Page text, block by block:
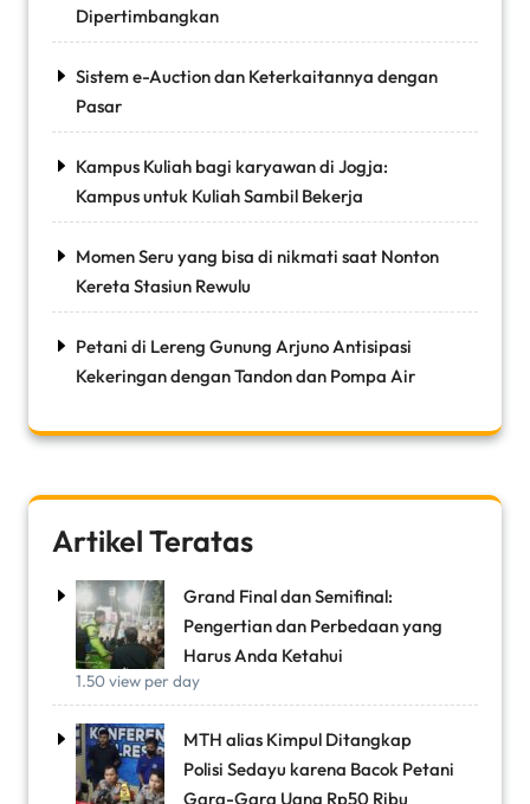
Dipertimbangkan
Sistem e-Auction dan Keterkaitannya dengan
Pasar
Kampus Kuliah bagi karyawan di Jogja:
Kampus untuk Kuliah Sambil Bekerja
Momen Seru yang bisa di nikmati saat Nonton
Kereta Stasiun Rewulu
Petani di Lereng Gunung Arjuno Antisipasi
Kekeringan dengan Tandon dan Pompa Air
Artikel Teratas
Grand Final dan Semifinal:
Pengertian dan Perbedaan yang
Harus Anda Ketahui
1.50 view per day
MTH alias Kimpul Ditangkap
Polisi Sedayu karena Bacok Petani
Gara-Gara Uang Rp50 Ribu